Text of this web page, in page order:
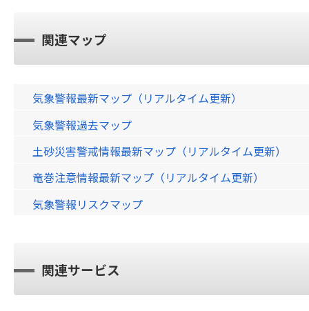
関連マップ
気象警報最新マップ（リアルタイム更新）
気象警報過去マップ
土砂災害警戒情報最新マップ（リアルタイム更新）
竜巻注意情報最新マップ（リアルタイム更新）
気象警報リスクマップ
関連サービス